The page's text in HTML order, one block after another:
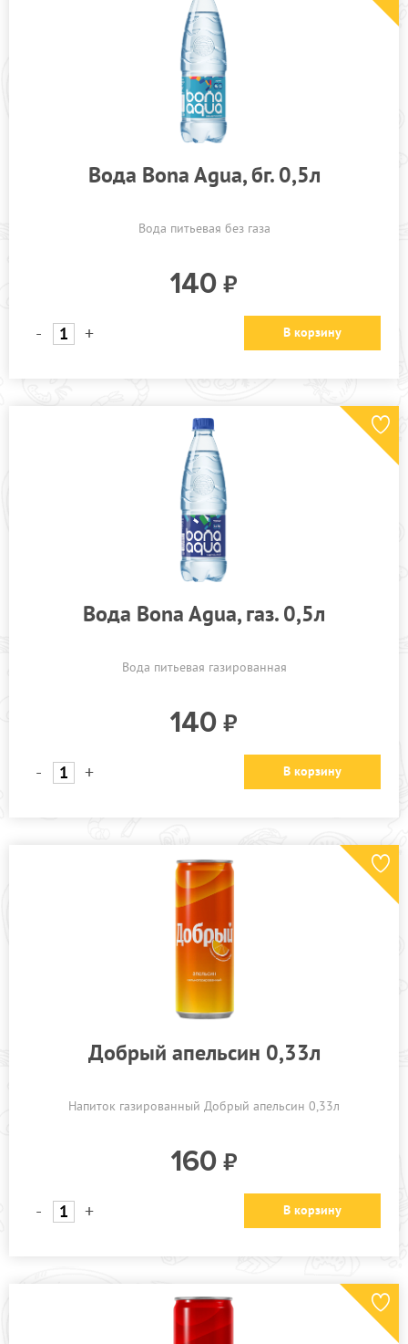
Вода Bona Agua, бг. 0,5л
Вода питьевая без газа
140
- + В корзину
Вода Bona Agua, газ. 0,5л
Вода питьевая газированная
140
- + В корзину
Добрый апельсин 0,33л
Напиток газированный Добрый апельсин 0,33л
160
- + В корзину